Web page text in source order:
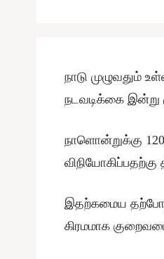
நாடு முழுவதும்
நடவடிக்கை இன்று
நாளொன்றுக்கு
விநியோகிப்பதற்கு
இதற்கமைய தற்போது
கிரமமாக